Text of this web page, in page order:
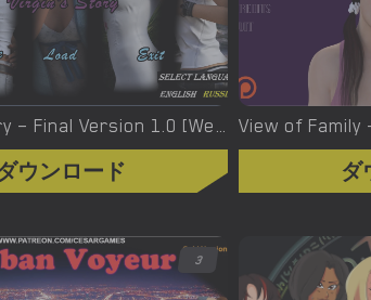
Virgin’s Story – Final Version 1.0 [Wet Pantsu Games]
ウンロード
View of Family
ダ
3